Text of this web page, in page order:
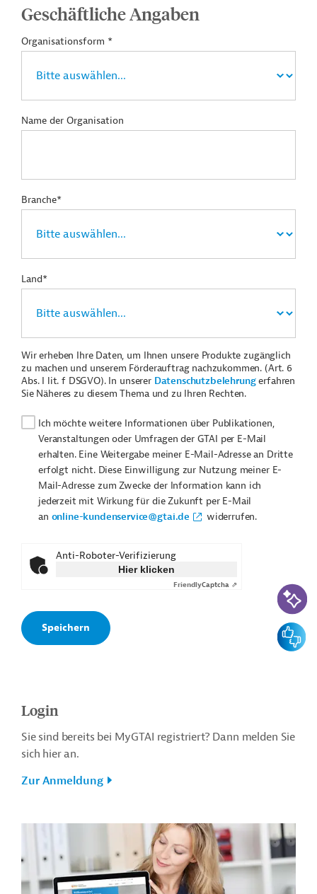
Geschäftliche Angaben
Organisationsform *
Name der Organisation
Branche*
Land*
Wir erheben Ihre Daten, um Ihnen unsere Produkte zugänglich
zu machen und unserem Förderauftrag nachzukommen. (Art. 6
Abs. I lit. f DSGVO). In unserer Datenschutzbelehrungerfahren
Sie Näheres zu diesem Thema und zu Ihren Rechten.
Ich möchte weitere Informationen über Publikationen,
Veranstaltungen oder Umfragen der GTAI per E-Mail
erhalten. Eine Weitergabe meiner E-Mail-Adresse an Dritte
erfolgt nicht. Diese Einwilligung zur Nutzung meiner E-
Mail-Adresse zum Zwecke der Information kann ich
jederzeit mit Wirkung für die Zukunft per E-Mail
an online-kundenservice@gtai.de widerrufen.
Anti-Roboter-Verifizierung
Hier klicken
FriendlyCaptcha ⇗
Login
Sie sind bereits bei MyGTAI registriert? Dann melden Sie
sich hier an.
Zur Anmeldung
KI-